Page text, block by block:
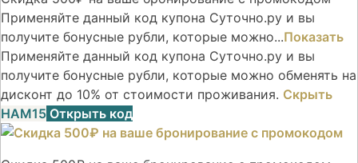
Применяйте данный код купона Суточно.ру и вы
получите бонусные рубли, которые можно...Показать
Применяйте данный код купона Суточно.ру и вы
получите бонусные рубли, которые можно обменять на
дисконт до 10% от стоимости проживания. Скрыть
НАМ15 Открыть код